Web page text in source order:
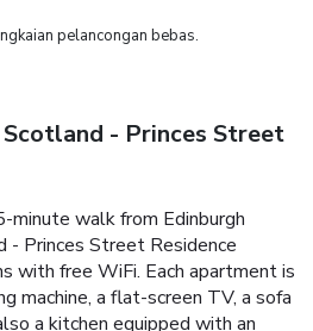
pelancongan bebas.
- Princes Street
minute walk from Edinburgh
- Princes Street Residence
with free WiFi. Each apartment is
machine, a flat-screen TV, a sofa
a kitchen equipped with an